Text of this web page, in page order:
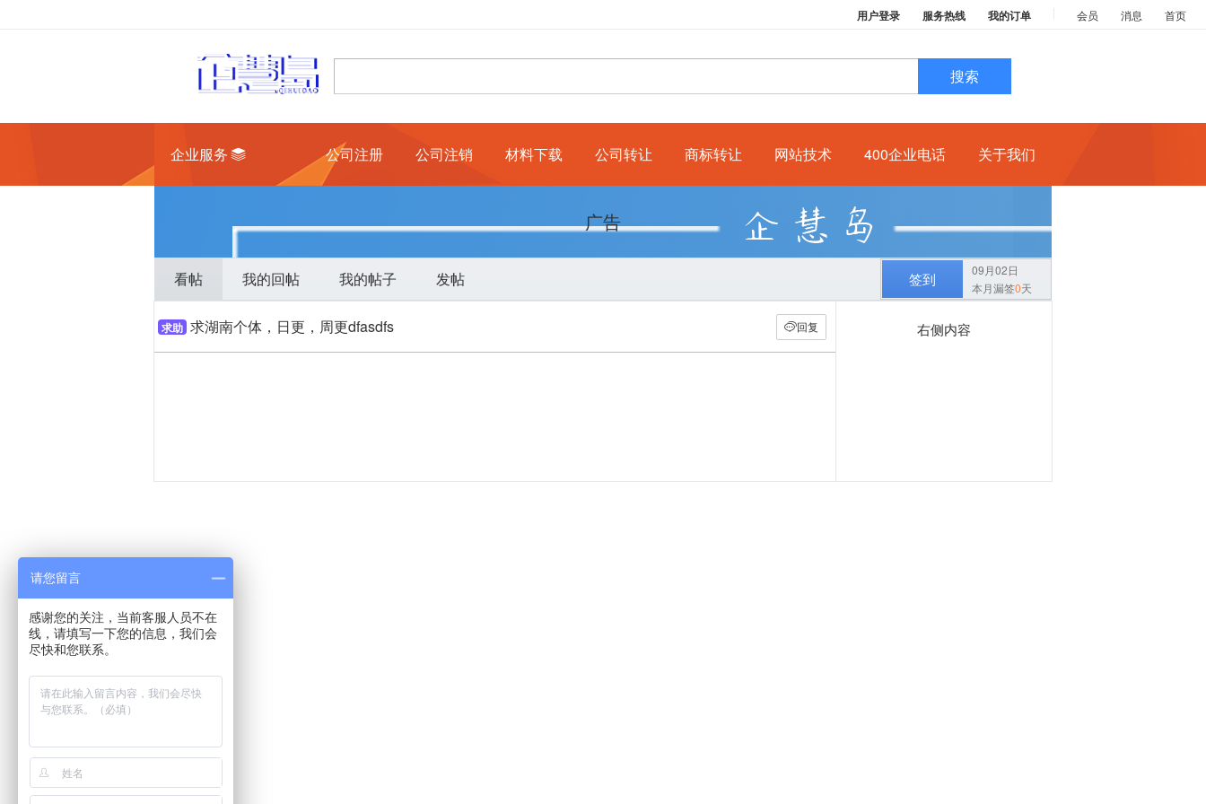
用户登录 服务热线 我的订单 会员 消息 首页
搜索
企业服务 公司注册 公司注销 材料下载 公司转让 商标转让 网站技术 400企业电话 关于我们
广告
看帖 我的回帖 我的帖子 发帖 签到
09月02日
本月漏签0天
求助 求湖南个体，日更，周更dfasdfs 回复 右侧内容
请您留言
感谢您的关注，当前客服人员不在
线，请填写一下您的信息，我们会
尽快和您联系。